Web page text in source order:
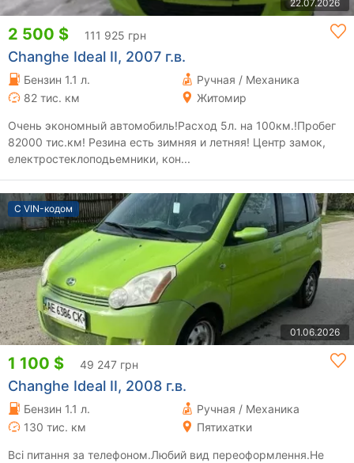
22.07.2026
2 500 $ 111 925 грн
Changhe Ideal II, 2007 г.в.
Бензин 1.1 л.
Ручная / Механика
82 тис. км
Житомир
Очень экономный автомобиль!Расход 5л. на 100км.!Пробег
82000 тис.км! Резина есть зимняя и летняя! Центр замок,
електростеклоподьемники, кон...
С VIN-кодом
01.06.2026
1 100 $ 49 247 грн
Changhe Ideal II, 2008 г.в.
Бензин 1.1 л.
Ручная / Механика
130 тис. км
Пятихатки
Всі питання за телефоном.Любий вид переоформлення.Не